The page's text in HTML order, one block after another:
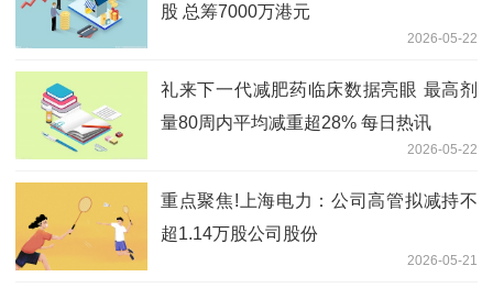
股 总筹7000万港元
2026-05-22
礼来下一代减肥药临床数据亮眼 最高剂
量80周内平均减重超28% 每日热讯
2026-05-22
重点聚焦!上海电力：公司高管拟减持不
超1.14万股公司股份
2026-05-21